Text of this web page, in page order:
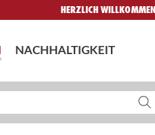
HERZLICH WILLKOMMEN
NACHHALTIGKEIT